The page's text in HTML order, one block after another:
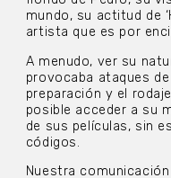
mundo, su actitud de
artista que es por
A menudo, ver su
provocaba ataques de
preparación y el
posible acceder a su
de sus películas, sin
códigos.
Nuestra